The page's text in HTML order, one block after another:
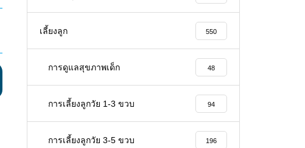
เลี้ยงลูก 550
การดูแลสุขภาพเด็ก 48
การเลี้ยงลูกวัย 1-3 ขวบ 94
การเลี้ยงลูกวัย 3-5 ขวบ 196